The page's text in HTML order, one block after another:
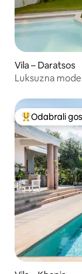
Vila – Daratsos
Luksuzna
Među najviše
Odabrali